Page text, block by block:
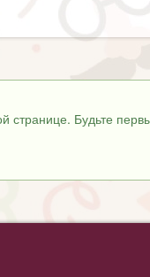
странице. Будьте